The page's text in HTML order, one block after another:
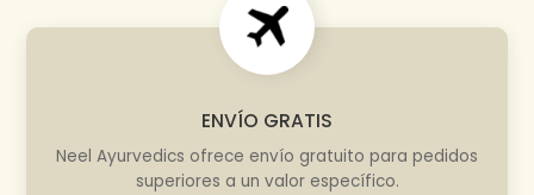
ENVÍO GRATIS
Neel Ayurvedics ofrece envío gratuito para pedidos
superiores a un valor específico.